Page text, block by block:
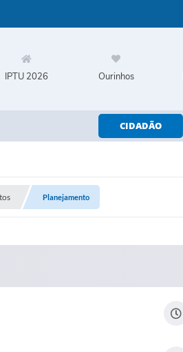
IPTU 2026 Ourinhos
CIDADÃO
Planejamento